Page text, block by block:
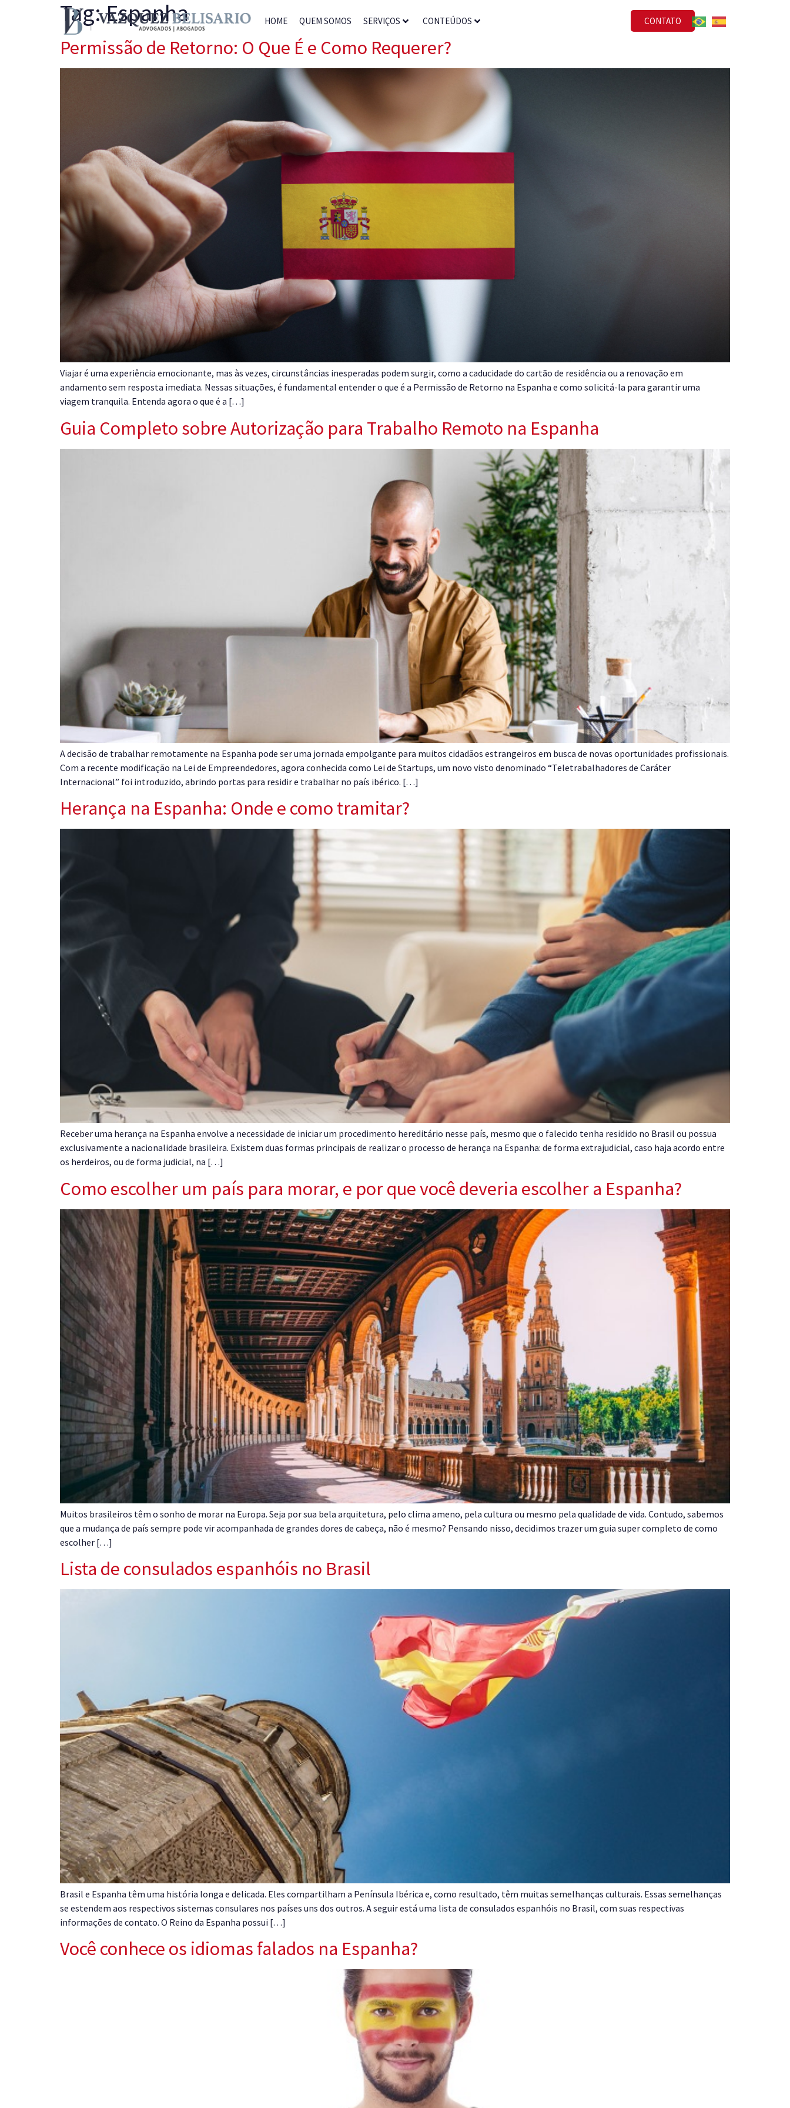
HOME QUEM SOMOS SERVIÇOS CONTEÚDOS CONTATO
Tag:Espanha
Permissão de Retorno: O Que É e Como Requerer?
Viajar é uma experiência emocionante, mas às vezes, circunstâncias inesperadas podem surgir, como a caducidade do cartão de residência ou a renovação em
andamento sem resposta imediata. Nessas situações, é fundamental entender o que é a Permissão de Retorno na Espanha e como solicitá-la para garantir uma
viagem tranquila. Entenda agora o que é a […]
Guia Completo sobre Autorização para Trabalho Remoto na Espanha
A decisão de trabalhar remotamente na Espanha pode ser uma jornada empolgante para muitos cidadãos estrangeiros em busca de novas oportunidades profissionais.
Com a recente modificação na Lei de Empreendedores, agora conhecida como Lei de Startups, um novo visto denominado “Teletrabalhadores de Caráter
Internacional” foi introduzido, abrindo portas para residir e trabalhar no país ibérico. […]
Herança na Espanha: Onde e como tramitar?
Receber uma herança na Espanha envolve a necessidade de iniciar um procedimento hereditário nesse país, mesmo que o falecido tenha residido no Brasil ou possua
exclusivamente a nacionalidade brasileira. Existem duas formas principais de realizar o processo de herança na Espanha: de forma extrajudicial, caso haja acordo entre
os herdeiros, ou de forma judicial, na […]
Como escolher um país para morar, e por que você deveria escolher a Espanha?
Muitos brasileiros têm o sonho de morar na Europa. Seja por sua bela arquitetura, pelo clima ameno, pela cultura ou mesmo pela qualidade de vida. Contudo, sabemos
que a mudança de país sempre pode vir acompanhada de grandes dores de cabeça, não é mesmo? Pensando nisso, decidimos trazer um guia super completo de como
escolher […]
Lista de consulados espanhóis no Brasil
Brasil e Espanha têm uma história longa e delicada. Eles compartilham a Península Ibérica e, como resultado, têm muitas semelhanças culturais. Essas semelhanças
se estendem aos respectivos sistemas consulares nos países uns dos outros. A seguir está uma lista de consulados espanhóis no Brasil, com suas respectivas
informações de contato. O Reino da Espanha possui […]
Você conhece os idiomas falados na Espanha?